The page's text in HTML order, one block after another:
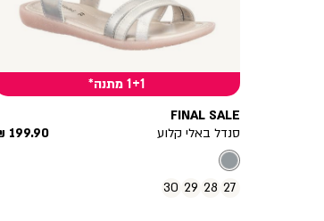
1+1 מתנה*
FINAL SALE
סנדל באלי קלוע
מחיר
199.90 ₪
27
28
29
30